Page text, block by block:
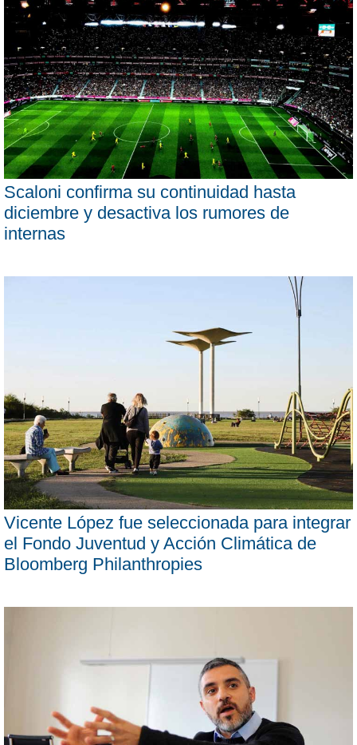
Scaloni confirma su continuidad hasta
diciembre y desactiva los rumores de
internas
Vicente López fue seleccionada para integrar
el Fondo Juventud y Acción Climática de
Bloomberg Philanthropies